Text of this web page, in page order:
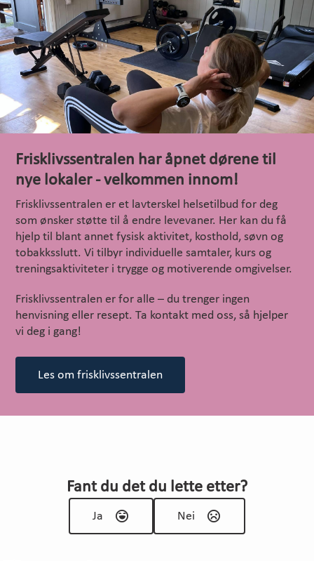
Frisklivssentralen har åpnet dørene til
nye lokaler - velkommen innom!
Frisklivssentralen er et lavterskel helsetilbud for deg
som ønsker støtte til å endre levevaner. Her kan du få
hjelp til blant annet fysisk aktivitet, kosthold, søvn og
tobakksslutt. Vi tilbyr individuelle samtaler, kurs og
treningsaktiviteter i trygge og motiverende omgivelser.
Frisklivssentralen er for alle – du trenger ingen
henvisning eller resept. Ta kontakt med oss, så hjelper
vi deg i gang!
Les om frisklivssentralen
Fant du det du lette etter?
Ja Nei